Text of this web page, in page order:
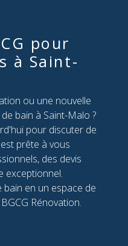
pour
à Saint-
ou une nouvelle
bain à Saint-Malo ?
pour discuter de
prête à vous
des devis
exceptionnel.
en un espace de
Rénovation.